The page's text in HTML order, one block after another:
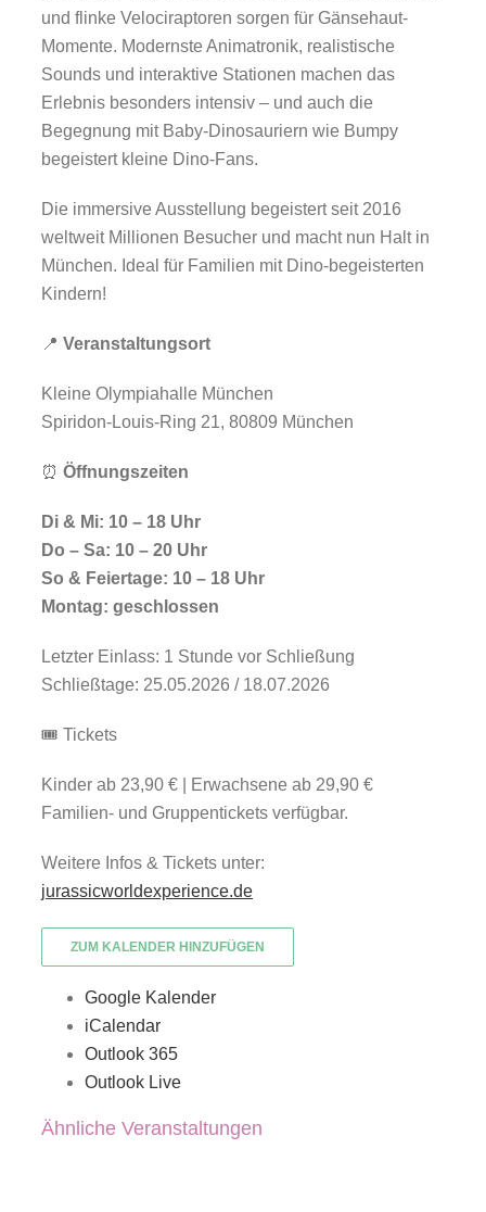
und flinke Velociraptoren sorgen für Gänsehaut-
Momente. Modernste Animatronik, realistische
Sounds und interaktive Stationen machen das
Erlebnis besonders intensiv – und auch die
Begegnung mit Baby-Dinosauriern wie Bumpy
begeistert kleine Dino-Fans.
Die immersive Ausstellung begeistert seit 2016
weltweit Millionen Besucher und macht nun Halt in
München. Ideal für Familien mit Dino-begeisterten
Kindern!
📍 Veranstaltungsort
Kleine Olympiahalle München
Spiridon-Louis-Ring 21, 80809 München
⏰ Öffnungszeiten
Di & Mi: 10 – 18 Uhr
Do – Sa: 10 – 20 Uhr
So & Feiertage: 10 – 18 Uhr
Montag: geschlossen
Letzter Einlass: 1 Stunde vor Schließung
Schließtage: 25.05.2026 / 18.07.2026
🎟️ Tickets
Kinder ab 23,90 € | Erwachsene ab 29,90 €
Familien- und Gruppentickets verfügbar.
Weitere Infos & Tickets unter:
jurassicworldexperience.de
ZUM KALENDER HINZUFÜGEN
Google Kalender
iCalendar
Outlook 365
Outlook Live
Ähnliche Veranstaltungen